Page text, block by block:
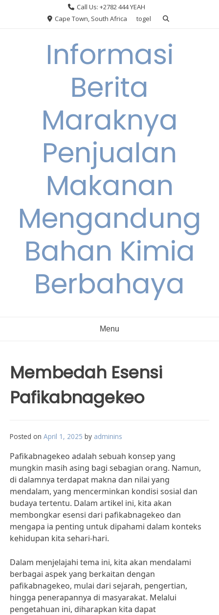
Call Us: +2782 444 YEAH
Cape Town, South Africa
togel
Informasi
Berita
Maraknya
Penjualan
Makanan
Mengandung
Bahan Kimia
Berbahaya
Menu
Membedah Esensi
Pafikabnagekeo
Posted on April 1, 2025 by adminins
Pafikabnagekeo adalah sebuah konsep yang
mungkin masih asing bagi sebagian orang. Namun,
di dalamnya terdapat makna dan nilai yang
mendalam, yang mencerminkan kondisi sosial dan
budaya tertentu. Dalam artikel ini, kita akan
membongkar esensi dari pafikabnagekeo dan
mengapa ia penting untuk dipahami dalam konteks
kehidupan kita sehari-hari.
Dalam menjelajahi tema ini, kita akan mendalami
berbagai aspek yang berkaitan dengan
pafikabnagekeo, mulai dari sejarah, pengertian,
hingga penerapannya di masyarakat. Melalui
pengetahuan ini, diharapkan kita dapat